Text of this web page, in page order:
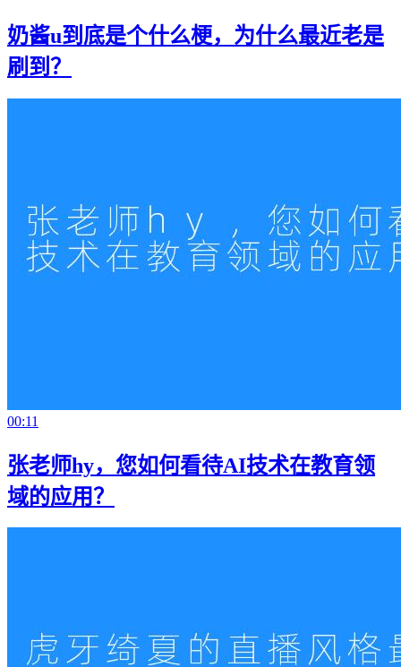
奶酱u到底是个什么梗，为什么最近老是
刷到？
00:11
张老师hy，您如何看待AI技术在教育领
域的应用？